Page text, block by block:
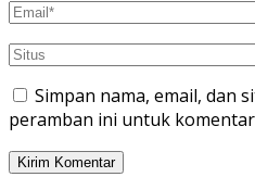
Simpan nama, email, dan
peramban ini untuk